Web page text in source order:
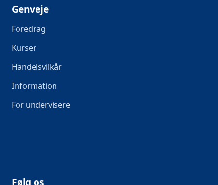
Genveje
Foredrag
Kurser
Handelsvilkår
Information
For undervisere
Følg os